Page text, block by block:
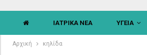
ΙΑΤΡΙΚΑ ΝΕΑ ΥΓΕΙΑ
Αρχική κηλίδα